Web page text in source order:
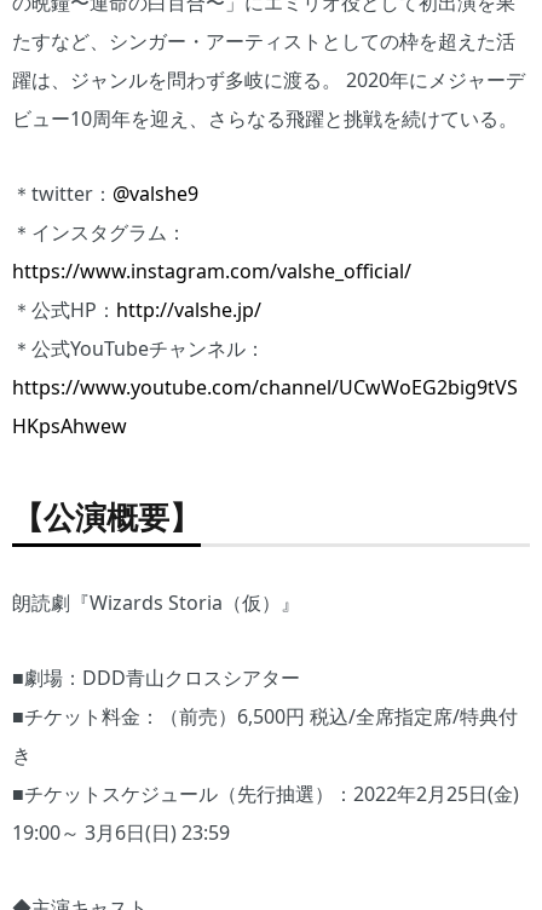
たすなど、シンガー・アーティストとしての枠を超えた活
躍は、ジャンルを問わず多岐に渡る。 2020年にメジャーデ
ビュー10周年を迎え、さらなる飛躍と挑戦を続けている。
＊twitter： @valshe9
＊インスタグラム：
https://www.instagram.com/valshe_official/
＊公式HP： http://valshe.jp/
＊公式YouTubeチャンネル：
https://www.youtube.com/channel/UCwWoEG2big9tVS
HKpsAhwew
【公演概要】
朗読劇『Wizards Storia（仮）』
■劇場：DDD青山クロスシアター
■チケット料金：（前売）6,500円 税込/全席指定席/特典付
き
■チケットスケジュール（先行抽選）：2022年2月25日(金)
19:00～ 3月6日(日) 23:59